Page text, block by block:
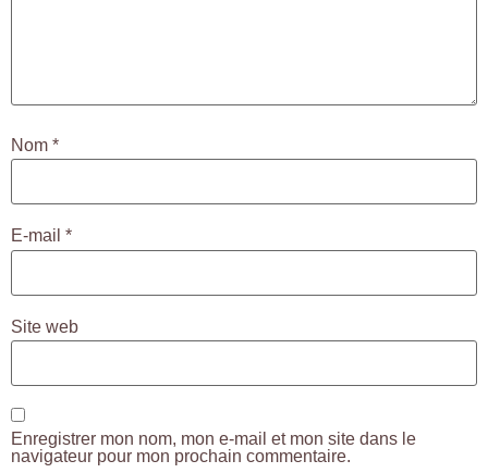
Nom *
E-mail *
Site web
Enregistrer mon nom, mon e-mail et mon site dans le
navigateur pour mon prochain commentaire.